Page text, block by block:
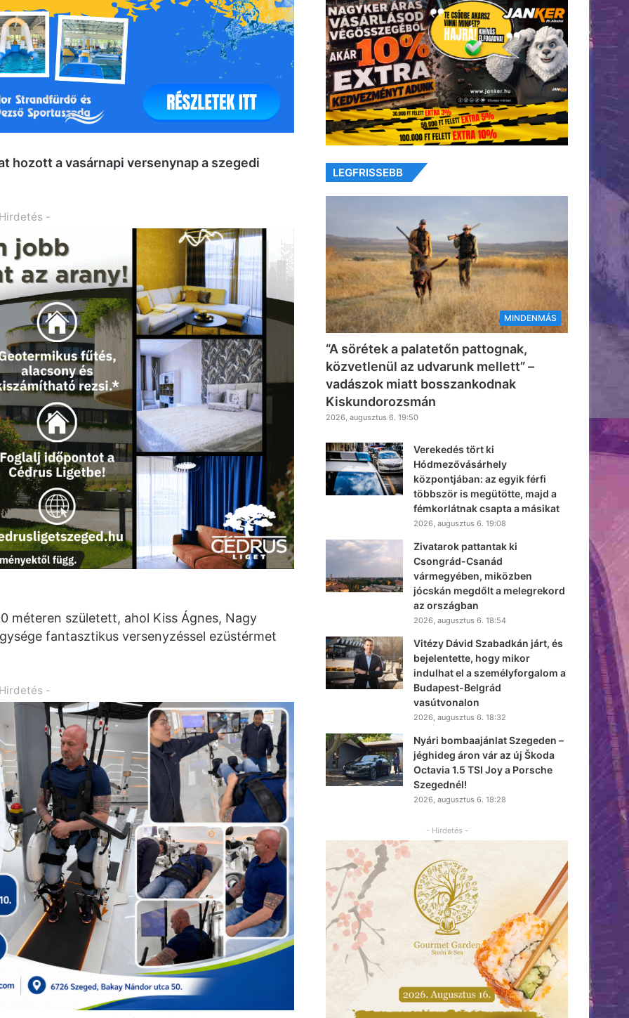
hozott a vasárnapi versenynap a szegedi
-
méteren született, ahol Kiss Ágnes, Nagy
fantasztikus versenyzéssel ezüstérmet
-
LEGFRISSEBB
MINDENMÁS
“A sörétek a palatetőn pattognak,
közvetlenül az udvarunk mellett” –
vadászok miatt bosszankodnak
Kiskundorozsmán
2026, augusztus 6. 19:50
Verekedés tört ki
Hódmezővásárhely
központjában: az egyik férfi
többször is megütötte, majd a
fémkorlátnak csapta a másikat
2026, augusztus 6. 19:08
Zivatarok pattantak ki
Csongrád-Csanád
vármegyében, miközben
jócskán megdőlt a melegrekord
az országban
2026, augusztus 6. 18:54
Vitézy Dávid Szabadkán járt, és
bejelentette, hogy mikor
indulhat el a személyforgalom a
Budapest-Belgrád
vasútvonalon
2026, augusztus 6. 18:32
Nyári bombaajánlat Szegeden –
jéghideg áron vár az új Škoda
Octavia 1.5 TSI Joy a Porsche
Szegednél!
2026, augusztus 6. 18:28
- Hirdetés -